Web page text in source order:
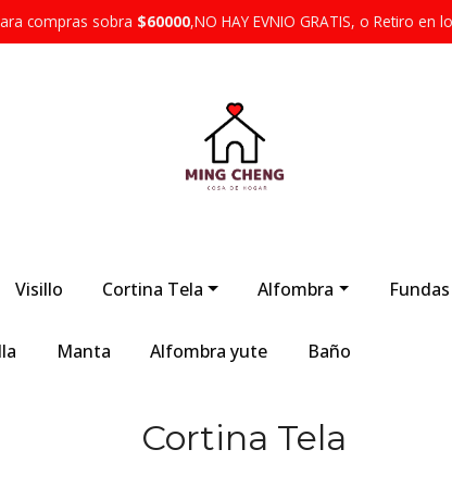
compras sobra $60000,NO HAY EVNIO GRATIS, o Retiro en
Visillo Cortina Tela Alfombra Fundas
Manta Alfombra yute Baño
Cortina Tela